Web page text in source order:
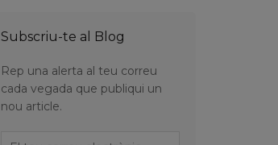
Subscriu-te al Blog
Rep una alerta al teu correu
cada vegada que publiqui un
nou article.